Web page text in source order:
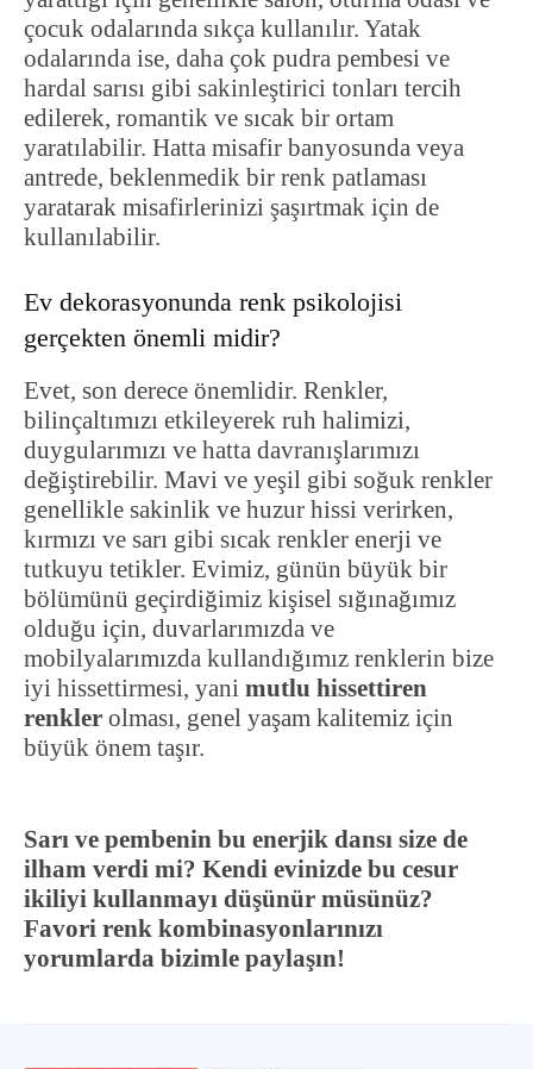
çocuk odalarında sıkça kullanılır. Yatak
odalarında ise, daha çok pudra pembesi ve
hardal sarısı gibi sakinleştirici tonları tercih
edilerek, romantik ve sıcak bir ortam
yaratılabilir. Hatta misafir banyosunda veya
antrede, beklenmedik bir renk patlaması
yaratarak misafirlerinizi şaşırtmak için de
kullanılabilir.
Ev dekorasyonunda renk psikolojisi
gerçekten önemli midir?
Evet, son derece önemlidir. Renkler,
bilinçaltımızı etkileyerek ruh halimizi,
duygularımızı ve hatta davranışlarımızı
değiştirebilir. Mavi ve yeşil gibi soğuk renkler
genellikle sakinlik ve huzur hissi verirken,
kırmızı ve sarı gibi sıcak renkler enerji ve
tutkuyu tetikler. Evimiz, günün büyük bir
bölümünü geçirdiğimiz kişisel sığınağımız
olduğu için, duvarlarımızda ve
mobilyalarımızda kullandığımız renklerin bize
iyi hissettirmesi, yani mutlu hissettiren
renkler olması, genel yaşam kalitemiz için
büyük önem taşır.
Sarı ve pembenin bu enerjik dansı size de
ilham verdi mi? Kendi evinizde bu cesur
ikiliyi kullanmayı düşünür müsünüz?
Favori renk kombinasyonlarınızı
yorumlarda bizimle paylaşın!